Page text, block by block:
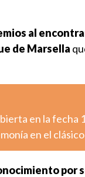
al
de Marsella
en la fecha
en el
por